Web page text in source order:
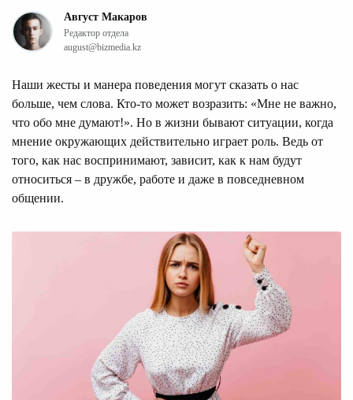
Август Макаров
Редактор отдела
august@bizmedia.kz
Наши жесты и манера поведения могут сказать о нас
больше, чем слова. Кто-то может возразить: «Мне не важно,
что обо мне думают!». Но в жизни бывают ситуации, когда
мнение окружающих действительно играет роль. Ведь от
того, как нас воспринимают, зависит, как к нам будут
относиться – в дружбе, работе и даже в повседневном
общении.